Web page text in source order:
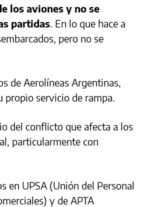
los aviones y no se
partidas. En lo que hace a
pero no se
de Aerolíneas Argentinas,
propio servicio de rampa.
del conflicto que afecta a los
particularmente con
en UPSA (Unión del Personal
y de APTA